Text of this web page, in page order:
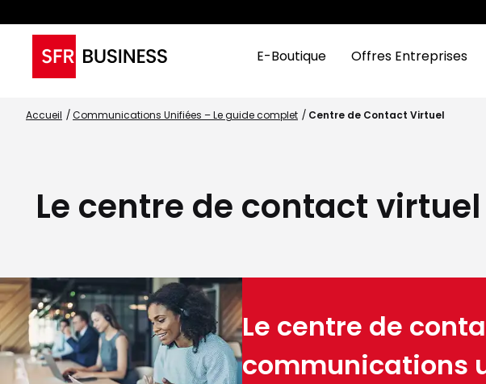
E-Boutique Offres Entreprises
Accueil Communications Unifiées – Le guide complet Centre de Contact Virtuel
Le centre de contact
Le centre de
communications